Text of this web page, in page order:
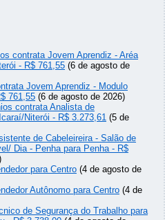
contrata Jovem Aprendiz - Aréa
- R$ 761,55 (6 de agosto de
Jovem Aprendiz - Modulo
761,55 (6 de agosto de 2026)
contrata Analista de
Niterói - R$ 3.273,61 (5 de
de Cabeleireira - Salão de
Dia - Penha para Penha - R$
para Centro (4 de agosto de
Autônomo para Centro (4 de
de Segurança do Trabalho para